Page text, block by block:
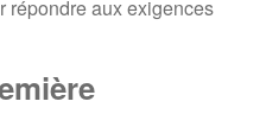
répondre aux exigences